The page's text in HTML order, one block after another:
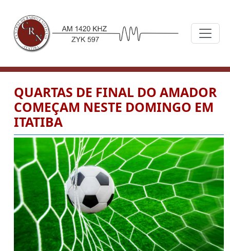
QUARTAS DE FINAL DO AMADOR
COMEÇAM NESTE DOMINGO EM
ITATIBA